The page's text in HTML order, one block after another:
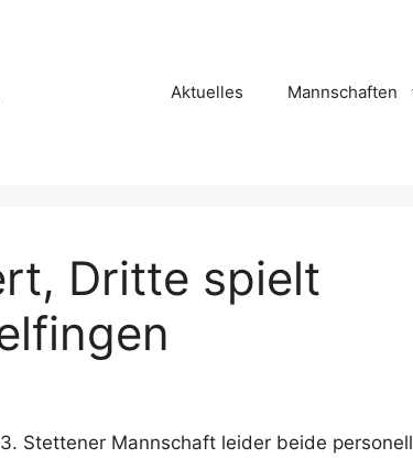
Aktuelles Mannschaften
Dritte spielt
Stettener Mannschaft leider beide personell